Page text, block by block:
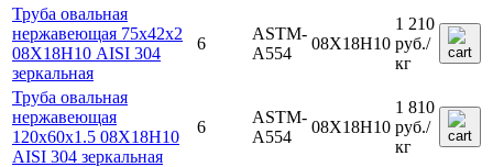
Труба овальная
нержавеющая 75х42х2
08Х18Н10 AISI 304
зеркальная
6
ASTM-
A554
08Х18Н10
1 210
руб./
кг
Труба овальная
нержавеющая
120х60х1.5 08Х18Н10
AISI 304 зеркальная
6
ASTM-
A554
08Х18Н10
1 810
руб./
кг